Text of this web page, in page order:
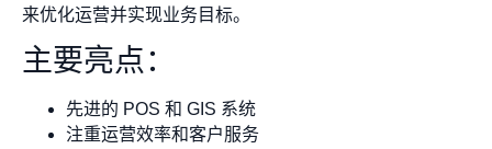
来优化运营并实现业务目标。
主要亮点：
先进的 POS 和 GIS 系统
注重运营效率和客户服务